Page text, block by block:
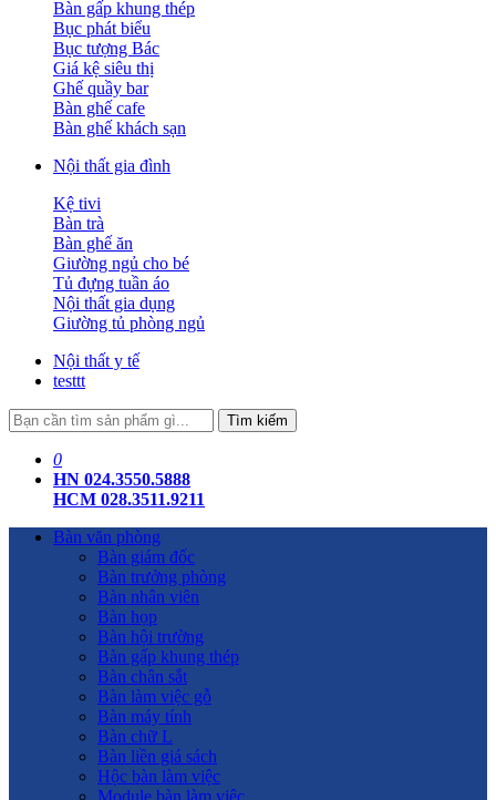
Bàn gấp khung thép
Bục phát biểu
Bục tượng Bác
Giá kệ siêu thị
Ghế quầy bar
Bàn ghế cafe
Bàn ghế khách sạn
Nội thất gia đình
Kệ tivi
Bàn trà
Bàn ghế ăn
Giường ngủ cho bé
Tủ đựng tuần áo
Nội thất gia dụng
Giường tủ phòng ngủ
Nội thất y tế
testtt
Tìm kiếm
0
HN 024.3550.5888
HCM 028.3511.9211
Bàn văn phòng
Bàn giám đốc
Bàn trưởng phòng
Bàn nhân viên
Bàn họp
Bàn hội trường
Bàn gấp khung thép
Bàn chân sắt
Bàn làm việc gỗ
Bàn máy tính
Bàn chữ L
Bàn liền giá sách
Hộc bàn làm việc